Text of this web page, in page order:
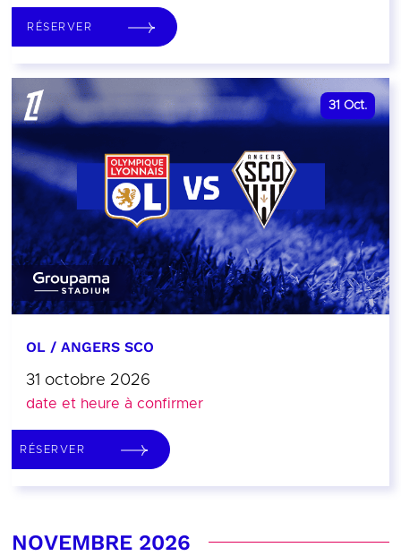
RÉSERVER
31 Oct.
OL / ANGERS SCO
31 octobre 2026
date et heure à confirmer
RÉSERVER
NOVEMBRE 2026